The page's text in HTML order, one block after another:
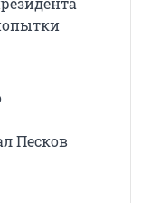
Песков